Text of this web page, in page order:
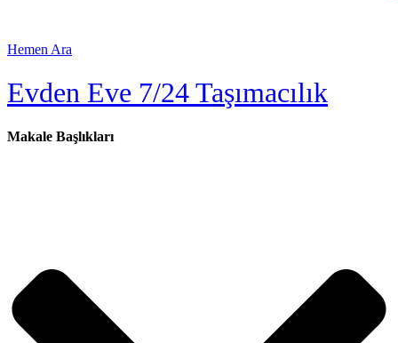
Hemen Ara
Evden Eve 7/24 Taşımacılık
Makale Başlıkları